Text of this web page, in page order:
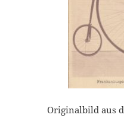
Originalbild aus